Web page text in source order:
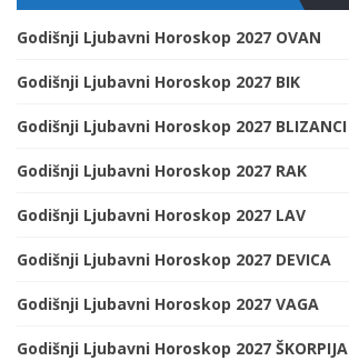
Godišnji Ljubavni Horoskop 2027 OVAN
Godišnji Ljubavni Horoskop 2027 BIK
Godišnji Ljubavni Horoskop 2027 BLIZANCI
Godišnji Ljubavni Horoskop 2027 RAK
Godišnji Ljubavni Horoskop 2027 LAV
Godišnji Ljubavni Horoskop 2027 DEVICA
Godišnji Ljubavni Horoskop 2027 VAGA
Godišnji Ljubavni Horoskop 2027 ŠKORPIJA